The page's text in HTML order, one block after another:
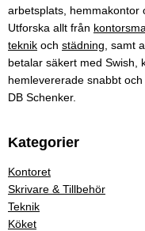
arbetsplats, hemmakontor
Utforska allt från
teknik och städning , samt
betalar säkert med Swish,
hemlevererade snabbt
DB Schenker.
Kategorier
Kontoret
Skrivare & Tillbehör
Teknik
Köket